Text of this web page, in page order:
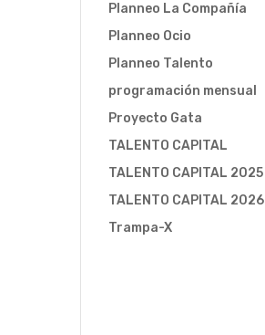
Planneo La Compañía
Planneo Ocio
Planneo Talento
programación mensual
Proyecto Gata
TALENTO CAPITAL
TALENTO CAPITAL 2025
TALENTO CAPITAL 2026
Trampa-X